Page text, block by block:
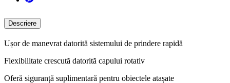
Descriere
Ușor de manevrat datorită sistemului de prindere rapidă
Flexibilitate crescută datorită capului rotativ
Oferă siguranță suplimentară pentru obiectele atașate